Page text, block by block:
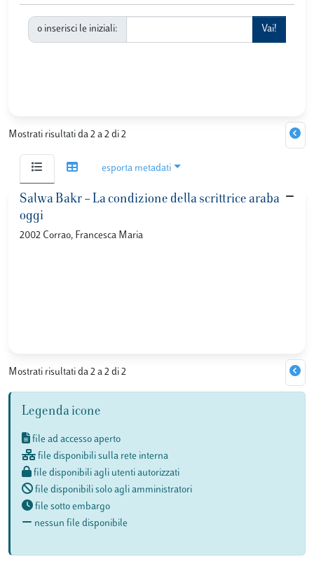
o inserisci le iniziali:
Mostrati risultati da 2 a 2 di 2
esporta metadati
Salwa Bakr – La condizione della scrittrice araba
oggi
2002 Corrao, Francesca Maria
Mostrati risultati da 2 a 2 di 2
Legenda icone
file ad accesso aperto
file disponibili sulla rete interna
file disponibili agli utenti autorizzati
file disponibili solo agli amministratori
file sotto embargo
nessun file disponibile